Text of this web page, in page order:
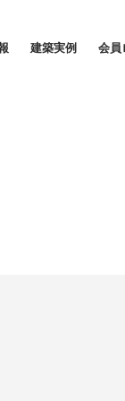
建築実例 会員